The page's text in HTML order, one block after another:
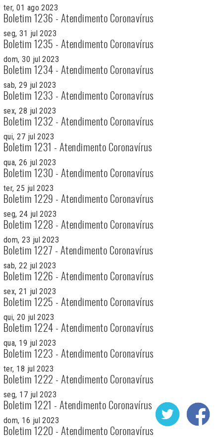
ter, 01 ago 2023
Boletim 1236 - Atendimento Coronavírus
seg, 31 jul 2023
Boletim 1235 - Atendimento Coronavírus
dom, 30 jul 2023
Boletim 1234 - Atendimento Coronavírus
sab, 29 jul 2023
Boletim 1233 - Atendimento Coronavírus
sex, 28 jul 2023
Boletim 1232 - Atendimento Coronavírus
qui, 27 jul 2023
Boletim 1231 - Atendimento Coronavírus
qua, 26 jul 2023
Boletim 1230 - Atendimento Coronavírus
ter, 25 jul 2023
Boletim 1229 - Atendimento Coronavírus
seg, 24 jul 2023
Boletim 1228 - Atendimento Coronavírus
dom, 23 jul 2023
Boletim 1227 - Atendimento Coronavírus
sab, 22 jul 2023
Boletim 1226 - Atendimento Coronavírus
sex, 21 jul 2023
Boletim 1225 - Atendimento Coronavírus
qui, 20 jul 2023
Boletim 1224 - Atendimento Coronavírus
qua, 19 jul 2023
Boletim 1223 - Atendimento Coronavírus
ter, 18 jul 2023
Boletim 1222 - Atendimento Coronavírus
seg, 17 jul 2023
Boletim 1221 - Atendimento Coronavírus
dom, 16 jul 2023
Boletim 1220 - Atendimento Coronavírus